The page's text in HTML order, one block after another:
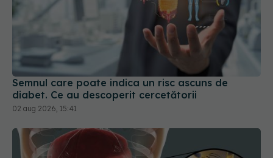
Semnul care poate indica un risc ascuns de
diabet. Ce au descoperit cercetătorii
02 aug 2026, 15:41